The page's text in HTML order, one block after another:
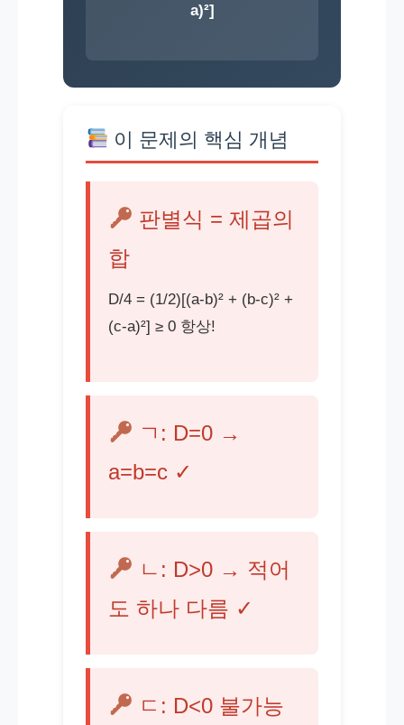
a)²]
이 문제의 핵심 개념
판별식 = 제곱의
합
D/4 = (1/2)[(a-b)² + (b-c)² +
(c-a)²] ≥ 0 항상!
ㄱ: D=0 →
a=b=c ✓
ㄴ: D>0 → 적어
도 하나 다름 ✓
ㄷ: D<0 불가능